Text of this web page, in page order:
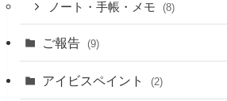
ノート・手帳・メモ (8)
ご報告 (9)
アイビスペイント (2)